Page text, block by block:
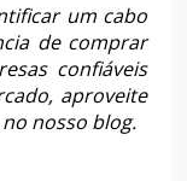
um cabo
de comprar
confiáveis
aproveite
nosso blog.